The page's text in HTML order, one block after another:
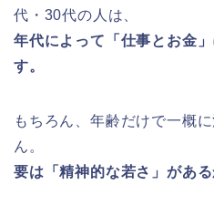
代・30代の人は、
年代によって「仕事とお金
す。
もちろん、年齢だけで一概
ん。
要は「精神的な若さ」がある